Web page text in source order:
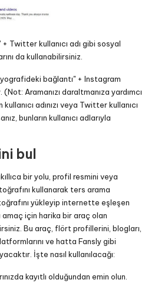
Twitter kullanıcı adı gibi sosyal
da kullanabilirsiniz.
bağlantı" + Instagram
(Not: Aramanızı daraltmanıza yardımcı
adınızı veya Twitter kullanıcı
bunların kullanıcı adlarıyla
bul
bir yolu, profil resmini veya
kullanarak ters arama
yükleyip internette eşleşen
için harika bir araç olan
Bu araç, flört profillerini, blogları,
ve hatta Fansly gibi
İşte nasıl kullanılacağı:
kayıtlı olduğundan emin olun.